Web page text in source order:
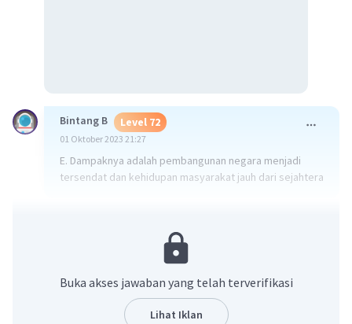
Bintang B Level 72
01 Oktober 2023 21:27
E. Dampaknya adalah pembangunan negara menjadi
tersendat dan kehidupan masyarakat jauh dari sejahtera
Buka akses jawaban yang telah terverifikasi
Lihat Iklan